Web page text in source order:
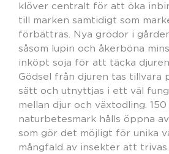
klöver centralt för att öka
till marken samtidigt som
förbättras. Nya grödor i
såsom lupin och åkerböna
inköpt soja för att täcka
Gödsel från djuren tas tillvara
sätt och utnyttjas i ett väl
mellan djur och växtodling.
naturbetesmark hålls öppna
som gör det möjligt för unika
mångfald av insekter att